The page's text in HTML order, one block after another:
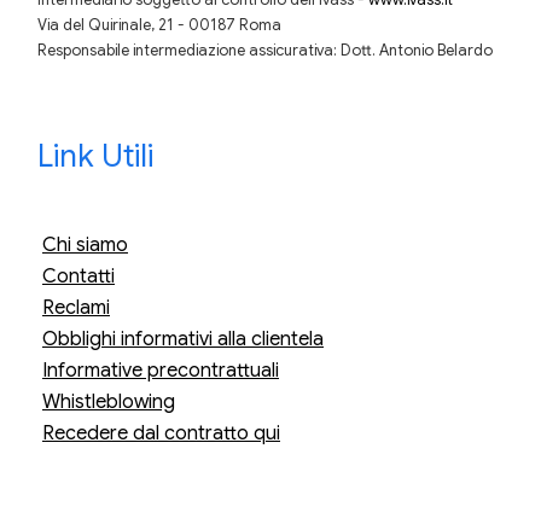
Via del Quirinale, 21 - 00187 Roma
Responsabile intermediazione assicurativa: Dott. Antonio Belardo
Link Utili
Chi siamo
Contatti
Reclami
Obblighi informativi alla clientela
Informative precontrattuali
Whistleblowing
Recedere dal contratto qui